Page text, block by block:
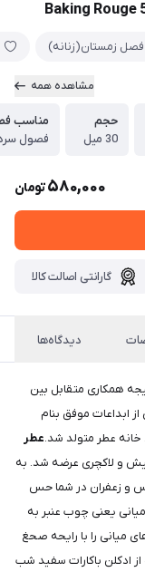
زمستان(زنانه)
مشاهده همه
حجم
30 میل
مناسب
فصول
580,000تومان
گارانتی اصالت کالا
دیدگاه‌ها
کورکجان در سال 2009 در نتیجه همکاری متقابل بین
ابداعات موفق بنام
عطر متولد شد.عطر
هاینیش و لاکچری عرضه شد. به
و زعفران در شما حس
یعنی چوب عنبر به
میانی را با رایحه صحغ
ادکلن باکارات سفید شب